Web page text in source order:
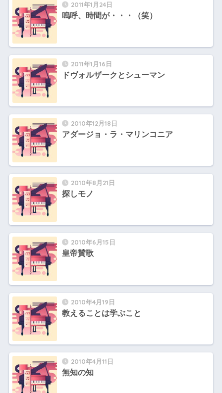
2011年1月24日
嗚呼、時間が・・・（笑）
2011年1月16日
ドヴォルザークとシューマン
2010年12月18日
アダージョ・ラ・マリンコニア
2010年8月21日
探しモノ
2010年6月15日
皇帝賛歌
2010年4月19日
教えることは学ぶこと
2010年4月11日
無知の知